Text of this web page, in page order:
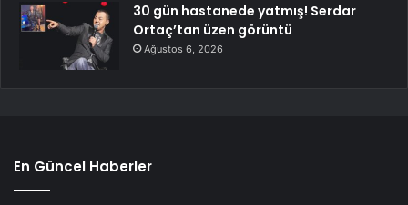
30 gün hastanede yatmış! Serdar
Ortaç’tan üzen görüntü
Ağustos 6, 2026
En Güncel Haberler